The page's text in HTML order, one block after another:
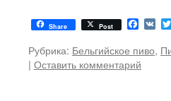
Share Post
Рубрика: Бельгийское пиво,
| Оставить комментарий